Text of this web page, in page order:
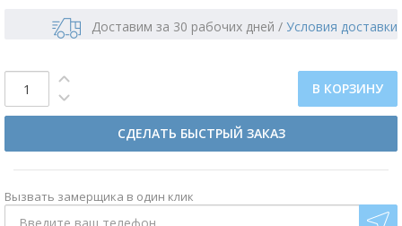
Доставим за 30 рабочих дней / Условия доставки
В КОРЗИНУ
СДЕЛАТЬ БЫСТРЫЙ ЗАКАЗ
Вызвать замерщика в один клик